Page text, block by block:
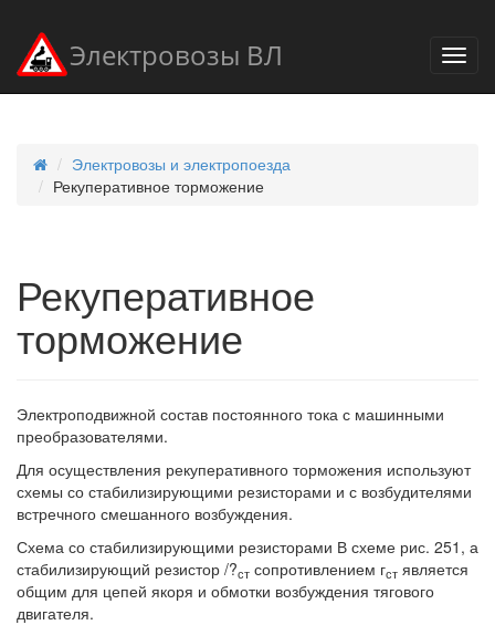
Электровозы ВЛ
Электровозы и электропоезда
Рекуперативное торможение
Рекуперативное
торможение
Электроподвижной состав постоянного тока с машинными
преобразователями.
Для осуществления рекуперативного торможения используют
схемы со стабилизирующими резисторами и с возбудителями
встречного смешанного возбуждения.
Схема со стабилизирующими резисторами В схеме рис. 251, а
стабилизирующий резистор /?ст сопротивлением гст является
общим для цепей якоря и обмотки возбуждения тягового
двигателя.